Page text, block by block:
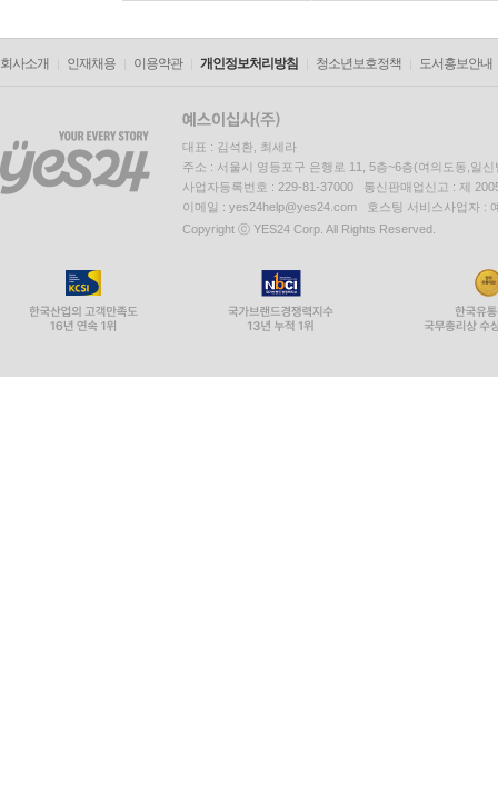
회사소개 인재채용 이용약관 개인정보처리방침 청소년보호정책 도서홍보안내
대표 : 김석환, 최세라
주소 : 서울시 영등포구 은행로 11, 5층~6층(여의도동,일신
사업자등록번호 : 229-81-37000 통신판매업신고 : 제
이메일 : yes24help@yes24.com 호스팅 서비스사업자 :
Copyright ⓒ YES24 Corp. All Rights Reserved.